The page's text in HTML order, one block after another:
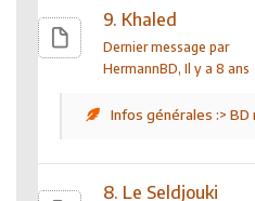
9. Khaled
Dernier message par
HermannBD, Il y a 8 ans
Infos générales :> BD
8. Le Seldjouki